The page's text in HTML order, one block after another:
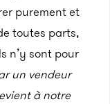
purement et
toutes parts,
n’y sont pour
un vendeur
à notre